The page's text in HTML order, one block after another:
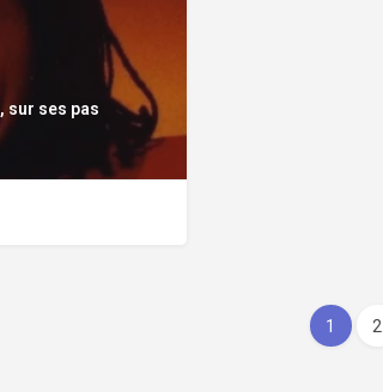
sur ses pas
1 2